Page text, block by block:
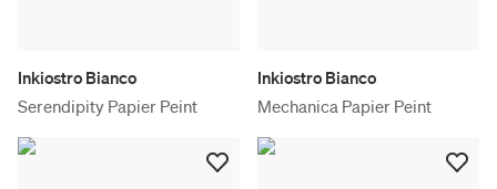
Inkiostro Bianco
Serendipity Papier Peint
Inkiostro Bianco
Mechanica Papier Peint